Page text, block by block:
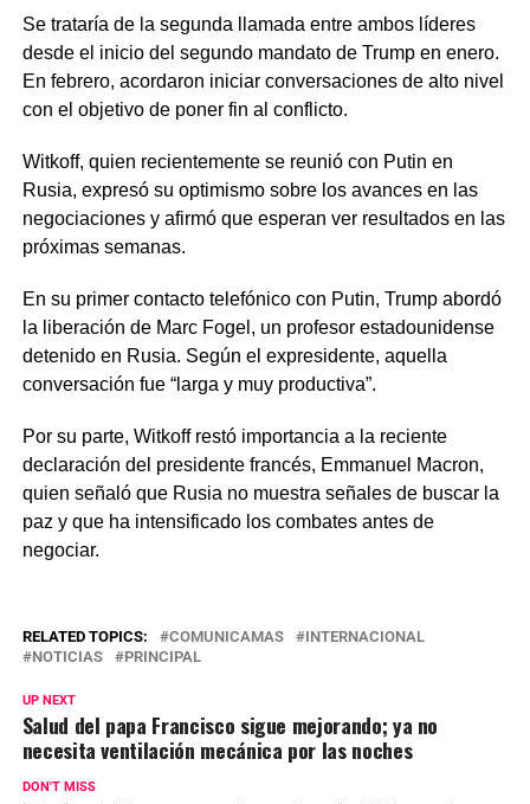
Se trataría de la segunda llamada entre ambos líderes
desde el inicio del segundo mandato de Trump en enero.
En febrero, acordaron iniciar conversaciones de alto nivel
con el objetivo de poner fin al conflicto.
Witkoff, quien recientemente se reunió con Putin en
Rusia, expresó su optimismo sobre los avances en las
negociaciones y afirmó que esperan ver resultados en las
próximas semanas.
En su primer contacto telefónico con Putin, Trump abordó
la liberación de Marc Fogel, un profesor estadounidense
detenido en Rusia. Según el expresidente, aquella
conversación fue “larga y muy productiva”.
Por su parte, Witkoff restó importancia a la reciente
declaración del presidente francés, Emmanuel Macron,
quien señaló que Rusia no muestra señales de buscar la
paz y que ha intensificado los combates antes de
negociar.
RELATED TOPICS: COMUNICAMAS
INTERNACIONAL
NOTICIAS
PRINCIPAL
UP NEXT
Salud del papa Francisco sigue mejorando; ya no
necesita ventilación mecánica por las noches
DON'T MISS